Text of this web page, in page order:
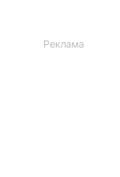
Реклама